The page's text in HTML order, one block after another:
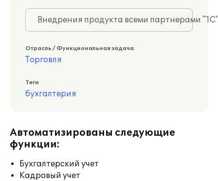
Внедрения продукта всеми партнерами
Отрасль / Функциональная задача
Торговля
Теги
бухгалтерия
Автоматизированы следующие
функции:
Бухгалтерский учет
Кадровый учет